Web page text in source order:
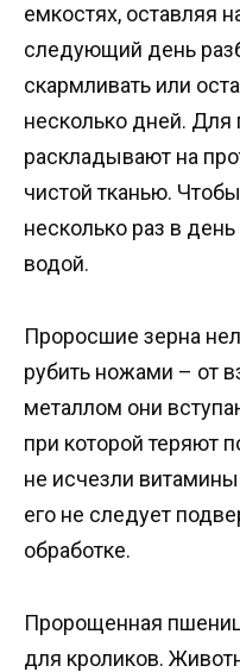
емкостях, оставляя
следующий день
скармливать или
несколько дней.
раскладывают на
чистой тканью.
несколько раз в
водой.
Проросшие зерна
рубить ножами – от
металлом они
при которой теряют
не исчезли
его не следует
обработке.
Пророщенная
для кроликов.